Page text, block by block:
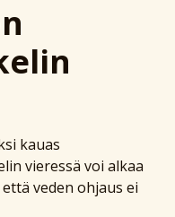
kauas
vieressä voi alkaa
veden ohjaus ei